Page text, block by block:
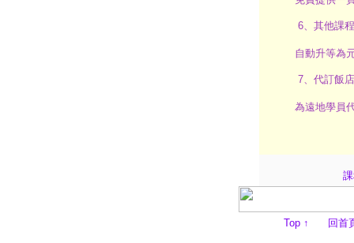
6、其他課
自動升等為
7、代訂飯店
為遠地學員
Top↑ 回首